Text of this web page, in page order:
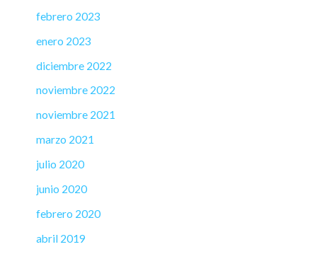
febrero 2023
enero 2023
diciembre 2022
noviembre 2022
noviembre 2021
marzo 2021
julio 2020
junio 2020
febrero 2020
abril 2019